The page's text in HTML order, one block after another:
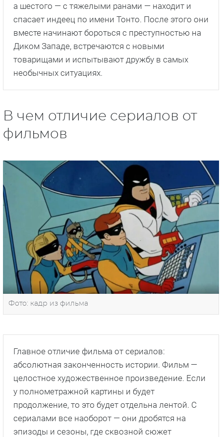
а шестого — с тяжелыми ранами — находит и
спасает индеец по имени Тонто. После этого они
вместе начинают бороться с преступностью на
Диком Западе, встречаются с новыми
товарищами и испытывают дружбу в самых
необычных ситуациях.
В чем отличие сериалов от
фильмов
Фото: кадр из фильма
Главное отличие фильма от сериалов:
абсолютная законченность истории. Фильм —
целостное художественное произведение. Если
у полнометражной картины и будет
продолжение, то это будет отдельна лентой. С
сериалами все наоборот — они дробятся на
эпизоды и сезоны, где сквозной сюжет